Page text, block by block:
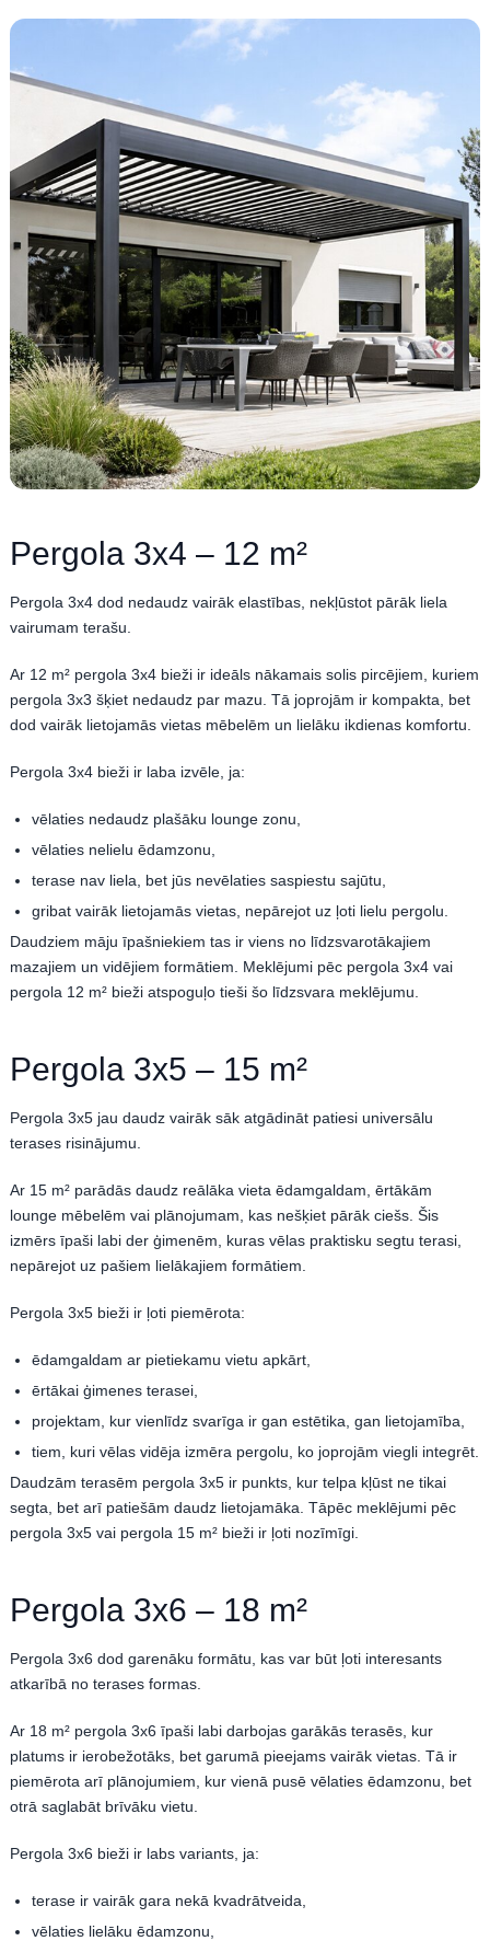
Pergola 3x4 – 12 m²
Pergola 3x4 dod nedaudz vairāk elastības, nekļūstot pārāk liela
vairumam terašu.
Ar 12 m² pergola 3x4 bieži ir ideāls nākamais solis pircējiem, kuriem
pergola 3x3 šķiet nedaudz par mazu. Tā joprojām ir kompakta, bet
dod vairāk lietojamās vietas mēbelēm un lielāku ikdienas komfortu.
Pergola 3x4 bieži ir laba izvēle, ja:
vēlaties nedaudz plašāku lounge zonu,
vēlaties nelielu ēdamzonu,
terase nav liela, bet jūs nevēlaties saspiestu sajūtu,
gribat vairāk lietojamās vietas, nepārejot uz ļoti lielu pergolu.
Daudziem māju īpašniekiem tas ir viens no līdzsvarotākajiem
mazajiem un vidējiem formātiem. Meklējumi pēc pergola 3x4 vai
pergola 12 m² bieži atspoguļo tieši šo līdzsvara meklējumu.
Pergola 3x5 – 15 m²
Pergola 3x5 jau daudz vairāk sāk atgādināt patiesi universālu
terases risinājumu.
Ar 15 m² parādās daudz reālāka vieta ēdamgaldam, ērtākām
lounge mēbelēm vai plānojumam, kas nešķiet pārāk ciešs. Šis
izmērs īpaši labi der ģimenēm, kuras vēlas praktisku segtu terasi,
nepārejot uz pašiem lielākajiem formātiem.
Pergola 3x5 bieži ir ļoti piemērota:
ēdamgaldam ar pietiekamu vietu apkārt,
ērtākai ģimenes terasei,
projektam, kur vienlīdz svarīga ir gan estētika, gan lietojamība,
tiem, kuri vēlas vidēja izmēra pergolu, ko joprojām viegli integrēt.
Daudzām terasēm pergola 3x5 ir punkts, kur telpa kļūst ne tikai
segta, bet arī patiešām daudz lietojamāka. Tāpēc meklējumi pēc
pergola 3x5 vai pergola 15 m² bieži ir ļoti nozīmīgi.
Pergola 3x6 – 18 m²
Pergola 3x6 dod garenāku formātu, kas var būt ļoti interesants
atkarībā no terases formas.
Ar 18 m² pergola 3x6 īpaši labi darbojas garākās terasēs, kur
platums ir ierobežotāks, bet garumā pieejams vairāk vietas. Tā ir
piemērota arī plānojumiem, kur vienā pusē vēlaties ēdamzonu, bet
otrā saglabāt brīvāku vietu.
Pergola 3x6 bieži ir labs variants, ja:
terase ir vairāk gara nekā kvadrātveida,
vēlaties lielāku ēdamzonu,